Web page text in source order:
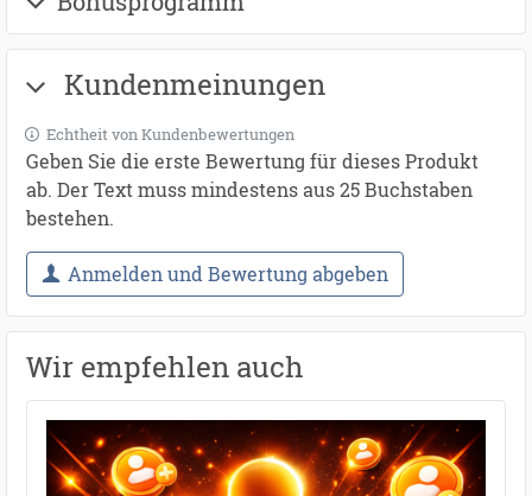
Kundenmeinungen
Echtheit von Kundenbewertungen
Geben Sie die erste Bewertung für dieses Produkt
ab. Der Text muss mindestens aus 25 Buchstaben
bestehen.
Anmelden und Bewertung abgeben
Wir empfehlen auch